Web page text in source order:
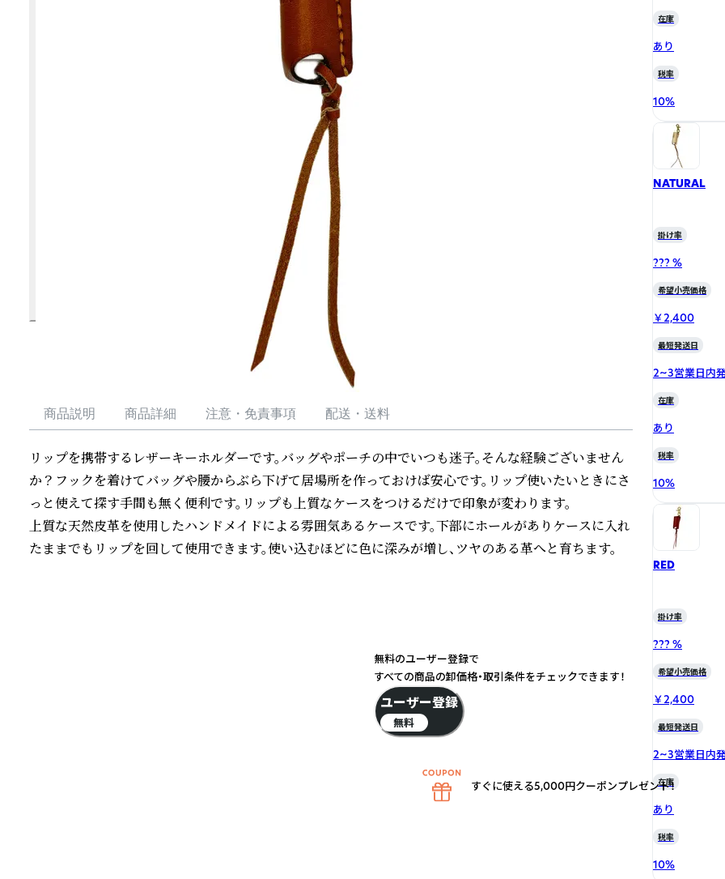
商品説明 商品詳細 注意・免責事項 配送・送料
リップを携帯するレザーキーホルダーです。バッグやポーチの中でいつも迷子。そんな経験ございません
か？フックを着けてバッグや腰からぶら下げて居場所を作っておけば安心です。リップ使いたいときにさ
っと使えて探す手間も無く便利です。リップも上質なケースをつけるだけで印象が変わります。
上質な天然皮革を使用したハンドメイドによる雰囲気あるケースです。下部にホールがありケースに入れ
たままでもリップを回して使用できます。使い込むほどに色に深みが増し、ツヤのある革へと育ちます。
在庫
あり
税率
10%
NATURAL
掛け率
??? %
希望小売価格
￥2,400
最短発送日
2~3営業日内
在庫
あり
税率
10%
RED
掛け率
??? %
希望小売価格
￥2,400
最短発送日
2~3営業日内
在庫
あり
税率
10%
無料のユーザー登録で
すべての商品の卸価格・取引条件をチェックできます！
ユーザー登録
無料
すぐに使える5,000円クーポンプレゼント！